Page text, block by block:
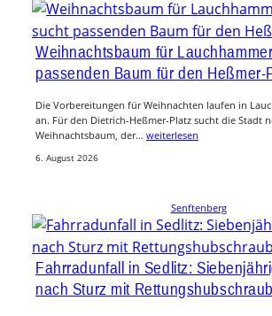
Weihnachtsbaum für
passenden Baum für den Heßmer-
Die Vorbereitungen für Weihnachten laufen in
an. Für den Dietrich-Heßmer-Platz sucht die Stadt
Weihnachtsbaum, der… weiterlesen
6. August 2026
Senftenberg
Fahrradunfall in Sedlitz:
nach Sturz mit